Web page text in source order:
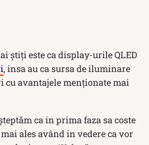
știți este ca display-urile QLED
, insa au ca sursa de iluminare
cu avantajele menționate mai
ca in prima faza sa coste
ales având in vedere ca vor